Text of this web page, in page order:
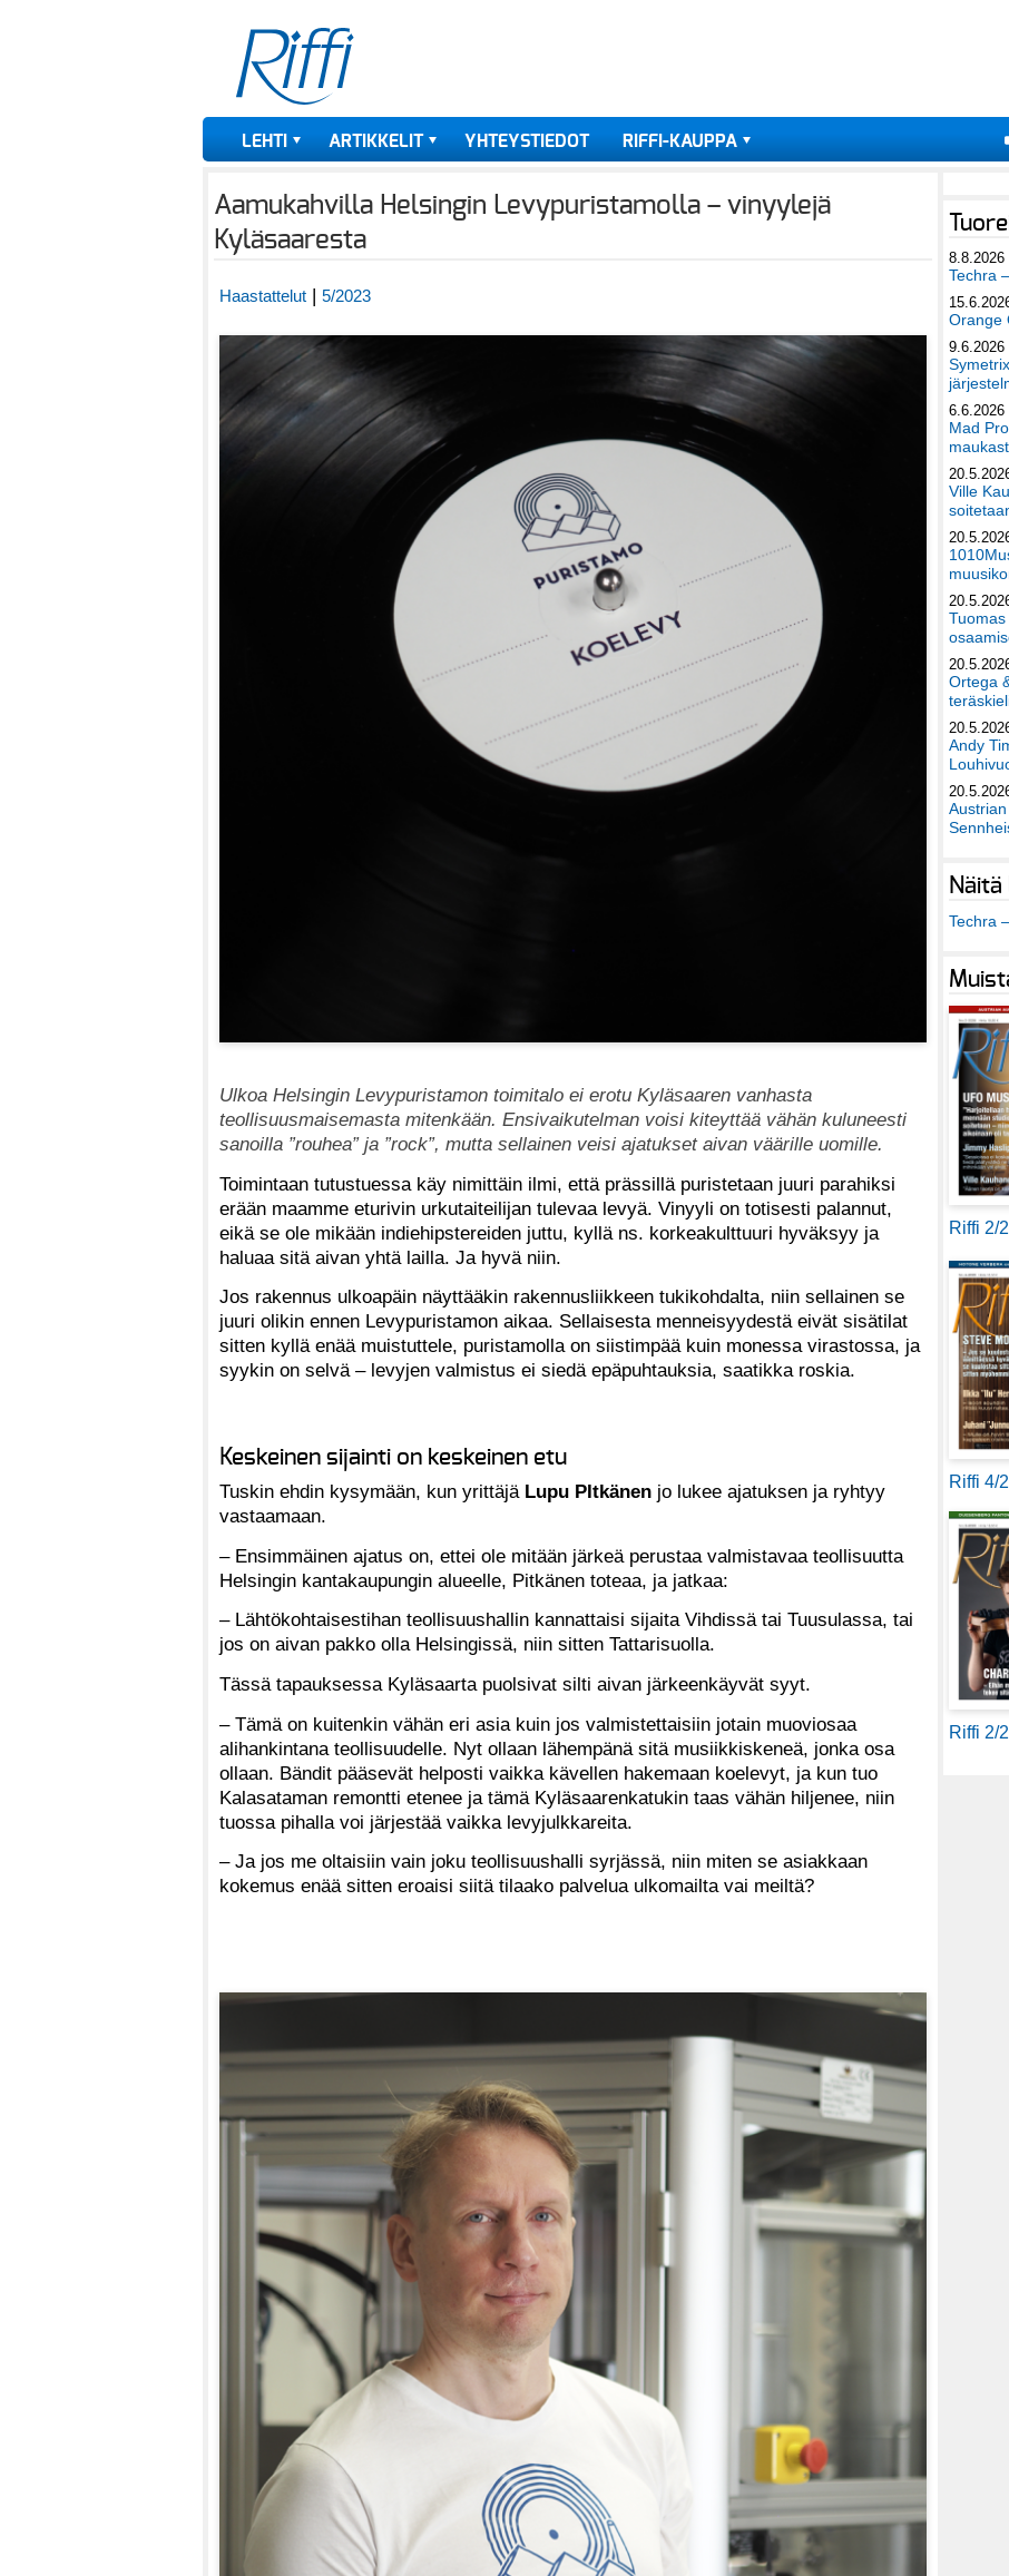
LEHTI ARTIKKELIT YHTEYSTIEDOT RIFFI-KAUPPA
Aamukahvilla Helsingin Levypuristamolla – vinyylejä
Kyläsaaresta
Haastattelut | 5/2023
Ulkoa Helsingin Levypuristamon toimitalo ei erotu Kyläsaaren vanhasta
teollisuusmaisemasta mitenkään. Ensivaikutelman voisi kiteyttää vähän kuluneesti
sanoilla ”rouhea” ja ”rock”, mutta sellainen veisi ajatukset aivan väärille uomille.
Toimintaan tutustuessa käy nimittäin ilmi, että prässillä puristetaan juuri parahiksi
erään maamme eturivin urkutaiteilijan tulevaa levyä. Vinyyli on totisesti palannut,
eikä se ole mikään indiehipstereiden juttu, kyllä ns. korkeakulttuuri hyväksyy ja
haluaa sitä aivan yhtä lailla. Ja hyvä niin.
Jos rakennus ulkoapäin näyttääkin rakennusliikkeen tukikohdalta, niin sellainen se
juuri olikin ennen Levypuristamon aikaa. Sellaisesta menneisyydestä eivät sisätilat
sitten kyllä enää muistuttele, puristamolla on siistimpää kuin monessa virastossa, ja
syykin on selvä – levyjen valmistus ei siedä epäpuhtauksia, saatikka roskia.
Keskeinen sijainti on keskeinen etu
Tuskin ehdin kysymään, kun yrittäjä Lupu PItkänen jo lukee ajatuksen ja ryhtyy
vastaamaan.
– Ensimmäinen ajatus on, ettei ole mitään järkeä perustaa valmistavaa teollisuutta
Helsingin kantakaupungin alueelle, Pitkänen toteaa, ja jatkaa:
– Lähtökohtaisestihan teollisuushallin kannattaisi sijaita Vihdissä tai Tuusulassa, tai
jos on aivan pakko olla Helsingissä, niin sitten Tattarisuolla.
Tässä tapauksessa Kyläsaarta puolsivat silti aivan järkeenkäyvät syyt.
– Tämä on kuitenkin vähän eri asia kuin jos valmistettaisiin jotain muoviosaa
alihankintana teollisuudelle. Nyt ollaan lähempänä sitä musiikkiskeneä, jonka osa
ollaan. Bändit pääsevät helposti vaikka kävellen hakemaan koelevyt, ja kun tuo
Kalasataman remontti etenee ja tämä Kyläsaarenkatukin taas vähän hiljenee, niin
tuossa pihalla voi järjestää vaikka levyjulkkareita.
– Ja jos me oltaisiin vain joku teollisuushalli syrjässä, niin miten se asiakkaan
kokemus enää sitten eroaisi siitä tilaako palvelua ulkomailta vai meiltä?
8.8.2026
Techra
Orange
9.6.2026
6.6.2026
Mad
Ville
Ortega
Andy
Techra
Riffi 2/
Riffi 4/
Riffi 2/